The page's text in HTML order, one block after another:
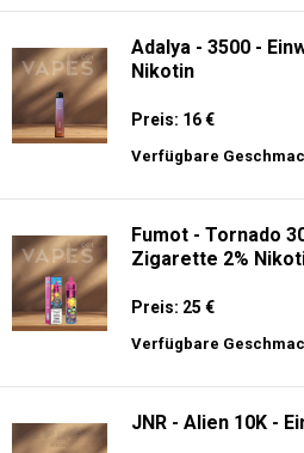
Adalya - 3500 -
Nikotin
Preis: 16 €
Verfügbare
Fumot - Tornado
Zigarette 2%
Preis: 25 €
Verfügbare
JNR - Alien 10K -